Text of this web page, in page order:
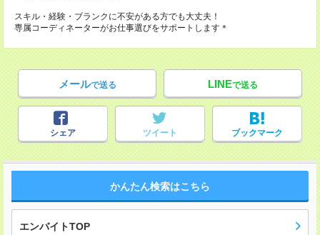
スキル・経験・ブランクに不安がある方でも大丈夫！
専属コーディネーターがお仕事選びをサポートします＊
メールで送る LINEで送る
シェア ツイート ブックマーク
かんたん検索はこちら
エンバイトTOP